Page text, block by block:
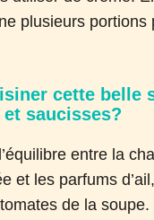
plusieurs portions
cette belle
saucisses?
entre la
et les parfums
de la